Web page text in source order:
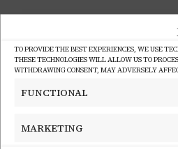
TO PROVIDE THE BEST EXPERIENCES, WE USE
THESE TECHNOLOGIES WILL ALLOW US TO
WITHDRAWING CONSENT, MAY ADVERSELY
FUNCTIONAL
MARKETING